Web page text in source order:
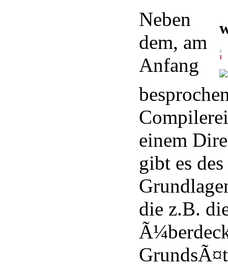
#
1
Neben
dem, am
Anfang
einem
gibt es
die z.B.